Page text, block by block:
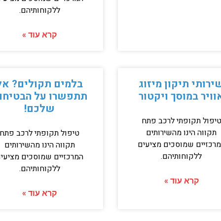
ללקוחותיהם.
קרא עוד »
תיקון מיזוג
במוסך ויקטור
טיפול תקופתי לרכב פתח
תקווה הינו מהשירותים
שמוסכים מציעים
ללקוחותיהם.
קרא עוד »
בלמים תקולים?
תתפשרו על
שלכם!
טיפול תקופתי לרכב פתח
תקווה הינו מהשירותים
המרכזיים שמוסכים
ללקוחותיהם.
קרא עוד »